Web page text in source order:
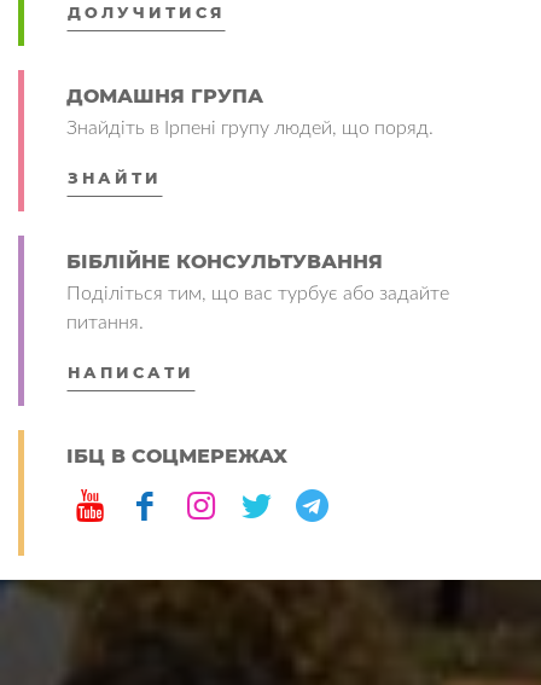
ДОЛУЧИТИСЯ
ДОМАШНЯ ГРУПА
Знайдіть в Ірпені групу людей, що поряд.
ЗНАЙТИ
БІБЛІЙНЕ КОНСУЛЬТУВАННЯ
Поділіться тим, що вас турбує або задайте
питання.
НАПИСАТИ
ІБЦ В СОЦМЕРЕЖАХ